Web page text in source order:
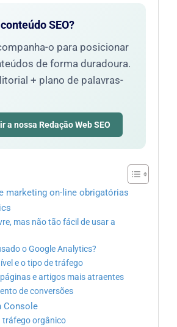
SEO?
o para posicionar
de forma duradoura.
+ plano de palavras-
a nossa Redação Web SEO
marketing on-line obrigatórias
mas não tão fácil de usar a
o Google Analytics?
e o tipo de tráfego
e artigos mais atraentes
de conversões
Console
tráfego orgânico